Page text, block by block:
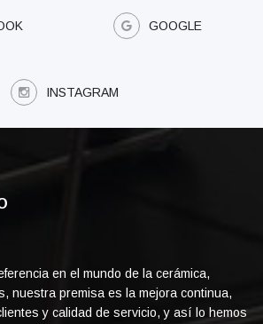
GOOGLE
INSTAGRAM
en el mundo de la cerámica,
nuestra premisa es la mejora continua,
y calidad de servicio, y así lo hemos